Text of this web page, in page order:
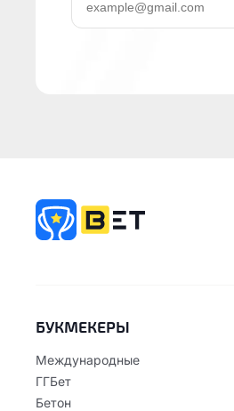
БУКМЕКЕРЫ
Международные
ГГБет
Бетон